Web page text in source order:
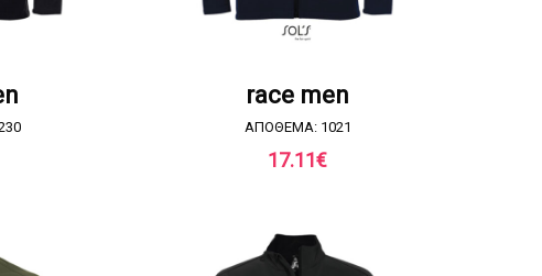
race men
ΑΠΟΘΕΜΑ: 1021
17.11€